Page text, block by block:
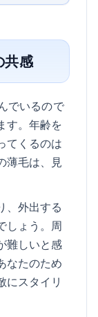
共感
でいるので
す。年齢を
てくるのは
薄毛は、見
、外出する
しょう。周
難しいと感
なたのため
にスタイリ